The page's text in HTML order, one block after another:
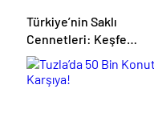
Türkiye’nin Saklı
Cennetleri: Keşfe
Çıkın!